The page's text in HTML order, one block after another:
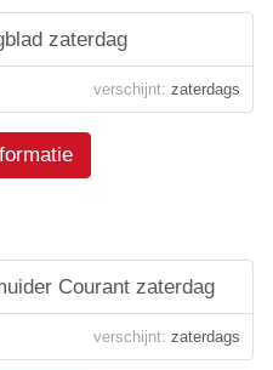
zaterdag
verschijnt: zaterdags
Courant zaterdag
verschijnt: zaterdags